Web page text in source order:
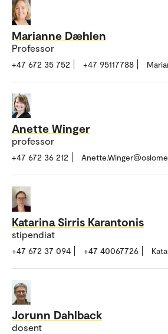
Marianne Dæhlen
Professor
+47 672 35 752 +47 95117788
Anette Winger
professor
+47 672 36 212
Katarina Sirris Karantonis
stipendiat
+47 672 37 094 +47 40067726
Jorunn Dahlback
dosent